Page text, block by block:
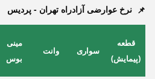
نرخ عوارضی آزادراه تهران - پردیس
قطعه
(پیمایش)
سواری وانت
مینی
بوس